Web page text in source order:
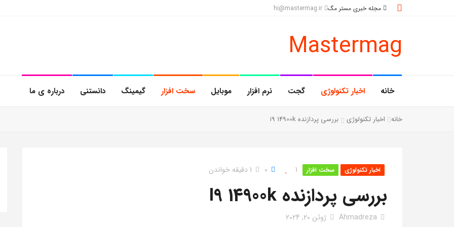
مجله خبری مستر مگ
Mastermag
خانه اخبار تکنولوژی گجت نرم افزار موبایل سخت افزار گیمینگ دانستنی درباره ی ما
خانه اخبار تکنولوژی بررسی پردازنده i9 14900k
اخبار تکنولوژی سخت افزار 1
0 1 دقیقه خواندن
بررسی پردازنده I9 14900k
Ahmadreza ژوئن 20, 2024